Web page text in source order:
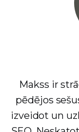
Makss ir
pēdējos
izveidot un